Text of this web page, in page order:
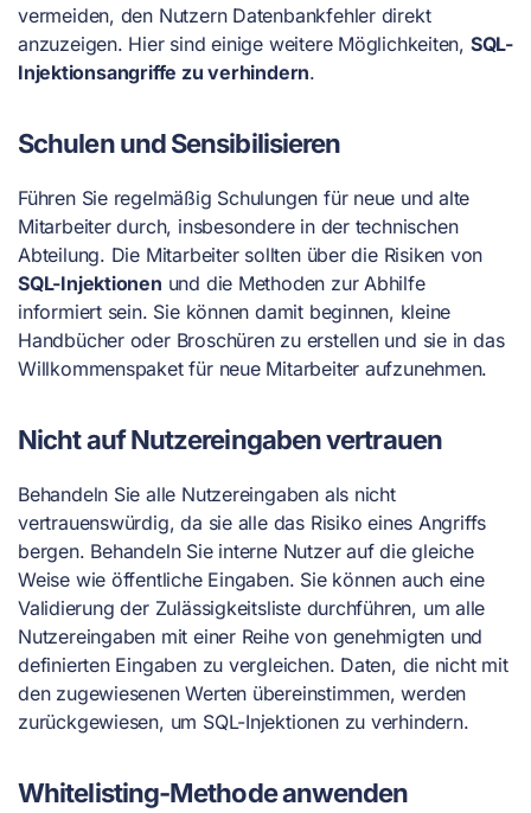
vermeiden, den Nutzern Datenbankfehler direkt
anzuzeigen. Hier sind einige weitere Möglichkeiten, SQL-
Injektionsangriffe zu verhindern.
Schulen und Sensibilisieren
Führen Sie regelmäßig Schulungen für neue und alte
Mitarbeiter durch, insbesondere in der technischen
Abteilung. Die Mitarbeiter sollten über die Risiken von
SQL-Injektionen und die Methoden zur Abhilfe
informiert sein. Sie können damit beginnen, kleine
Handbücher oder Broschüren zu erstellen und sie in das
Willkommenspaket für neue Mitarbeiter aufzunehmen.
Nicht auf Nutzereingaben vertrauen
Behandeln Sie alle Nutzereingaben als nicht
vertrauenswürdig, da sie alle das Risiko eines Angriffs
bergen. Behandeln Sie interne Nutzer auf die gleiche
Weise wie öffentliche Eingaben. Sie können auch eine
Validierung der Zulässigkeitsliste durchführen, um alle
Nutzereingaben mit einer Reihe von genehmigten und
definierten Eingaben zu vergleichen. Daten, die nicht mit
den zugewiesenen Werten übereinstimmen, werden
zurückgewiesen, um SQL-Injektionen zu verhindern.
Whitelisting-Methode anwenden